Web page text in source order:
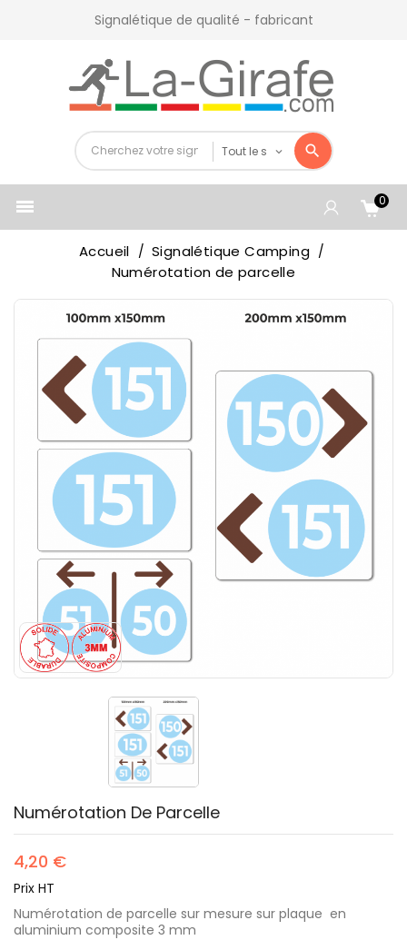
Signalétique de qualité - fabricant
 0
Accueil
Signalétique Camping
Numérotation de parcelle
Numérotation De Parcelle
4,20 €
Prix HT
Numérotation de parcelle sur mesure sur plaque en
aluminium composite 3 mm